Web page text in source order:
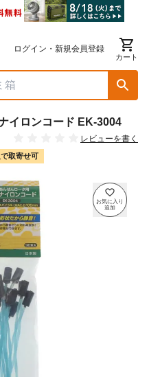
ログイン・新規会員登録
カート
イロンコード EK-3004
レビューを書く
取寄せ可